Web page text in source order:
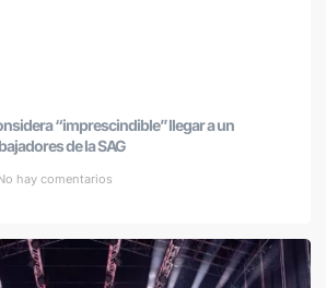
“imprescindible” llegar a un
de la SAG
hay comentarios